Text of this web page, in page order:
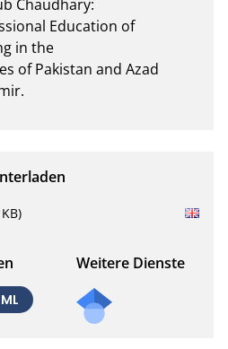
Chaudhary:
Education of
in the
of Pakistan and Azad
Weitere Dienste